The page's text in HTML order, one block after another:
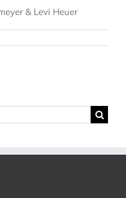
& Levi Heuer